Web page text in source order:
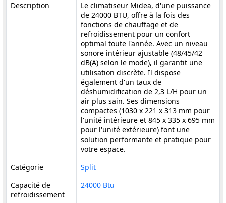
Description
Le climatiseur Midea, d'une puissance
de 24000 BTU, offre à la fois des
fonctions de chauffage et de
refroidissement pour un confort
optimal toute l'année. Avec un niveau
sonore intérieur ajustable (48/45/42
dB(A) selon le mode), il garantit une
utilisation discrète. Il dispose
également d'un taux de
déshumidification de 2,3 L/H pour un
air plus sain. Ses dimensions
compactes (1030 x 221 x 313 mm pour
l'unité intérieure et 845 x 335 x 695 mm
pour l'unité extérieure) font une
solution performante et pratique pour
votre espace.
Catégorie
Split
Capacité de
refroidissement
24000 Btu